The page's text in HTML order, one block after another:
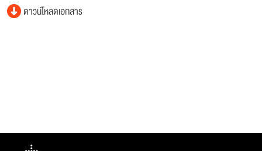
ดาวน์โหลดเอกสาร